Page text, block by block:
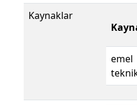
Kaynaklar
emel